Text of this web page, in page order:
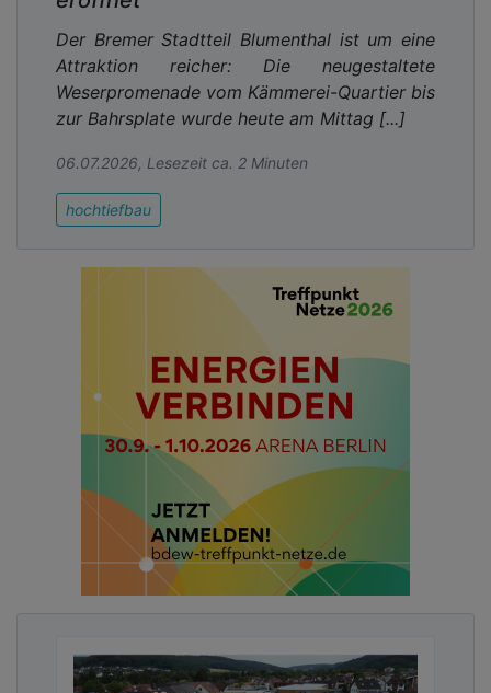
Der Bremer Stadtteil Blumenthal ist um eine
Attraktion reicher: Die neugestaltete
Weserpromenade vom Kämmerei-Quartier bis
zur Bahrsplate wurde heute am Mittag [...]
06.07.2026, Lesezeit ca. 2 Minuten
hochtiefbau